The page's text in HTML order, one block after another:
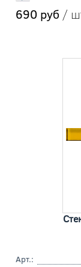
690 руб /
Арт.: